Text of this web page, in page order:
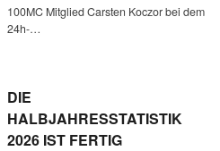
100MC Mitglied Carsten Koczor bei dem
24h-…
DIE
HALBJAHRESSTATISTIK
2026 IST FERTIG